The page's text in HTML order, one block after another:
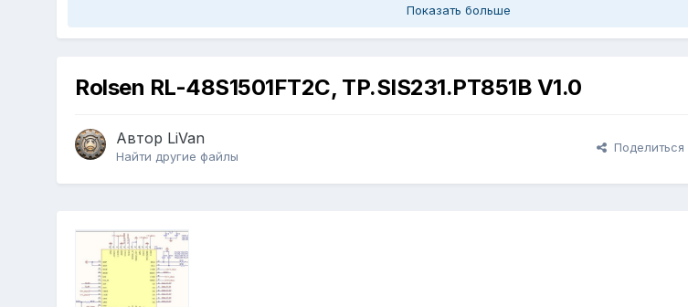
Показать больше
Rolsen RL-48S1501FT2C, TP.SIS231.PT851B V1.0
Автор LiVan
Найти другие файлы
Поделиться